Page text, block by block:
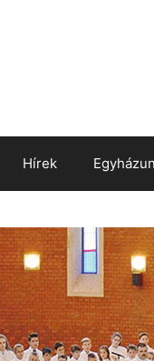
Hírek